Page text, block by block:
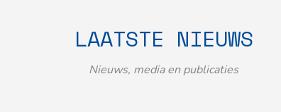
LAATSTE NIEUWS
Nieuws, media en publicaties